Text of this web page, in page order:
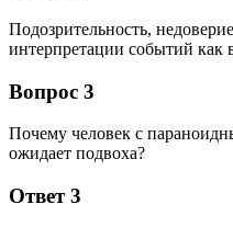
Подозрительность,
интерпретации событий как
Вопрос 3
Почему человек с
ожидает подвоха?
Ответ 3